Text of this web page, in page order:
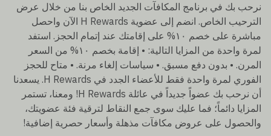
نرحب بك في برنامج المكافآت الجديد الخاص بنا من خلال عرض
الترحيب الخاص. انضم إلى عضوية H Rewards الآن واحصل
مباشرة على خصم ١٠% على إقامتك عند إتمام الحجز. استفد
لمرة واحدة من المزايا التالية: • إقامة بخصم ١٠% من السعر
المرن. • بدون دفع مسبق. • سياسات إلغاء مرنة. • متاح للحجز
الفوري لمرة واحدة فقط للأعضاء الجدد في H Rewards. يسعدنا
أن نرحب بك عضواً جديداً في عائلة H Rewards! ومعنا، تستمر
المزايا دائماً؛ فما عليك سوى جمع النقاط لترقية فئة عضويتك،
والحصول على عروض مكافآت مذهلة وأسعار حصرية إضافية!